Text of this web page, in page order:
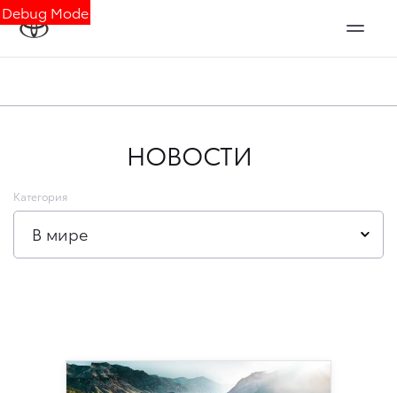
Debug Mode
НОВОСТИ
Категория
В мире